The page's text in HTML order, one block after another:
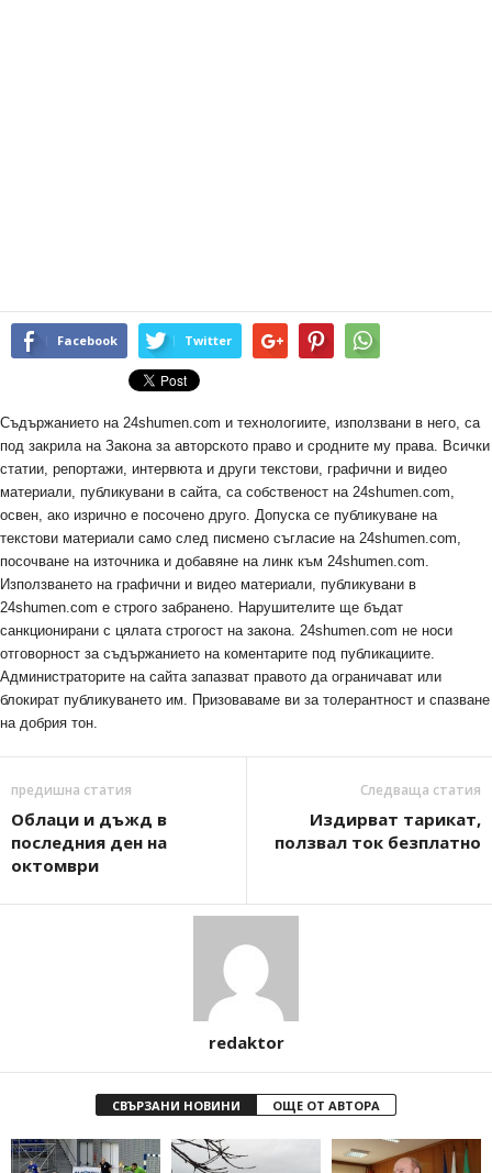
Facebook Twitter
Съдържанието на 24shumen.com и технологиите, използвани в него, са
под закрила на Закона за авторското право и сродните му права. Всички
статии, репортажи, интервюта и други текстови, графични и видео
материали, публикувани в сайта, са собственост на 24shumen.com,
освен, ако изрично е посочено друго. Допуска се публикуване на
текстови материали само след писмено съгласие на 24shumen.com,
посочване на източника и добавяне на линк към 24shumen.com.
Използването на графични и видео материали, публикувани в
24shumen.com е строго забранено. Нарушителите ще бъдат
санкционирани с цялата строгост на закона. 24shumen.com не носи
отговорност за съдържанието на коментарите под публикациите.
Администраторите на сайта запазват правото да ограничават или
блокират публикуването им. Призоваваме ви за толерантност и спазване
на добрия тон.
предишна статия
Облаци и дъжд в
последния ден на
октомври
Следваща статия
Издирват тарикат,
ползвал ток безплатно
redaktor
СВЪРЗАНИ НОВИНИ ОЩЕ ОТ АВТОРА